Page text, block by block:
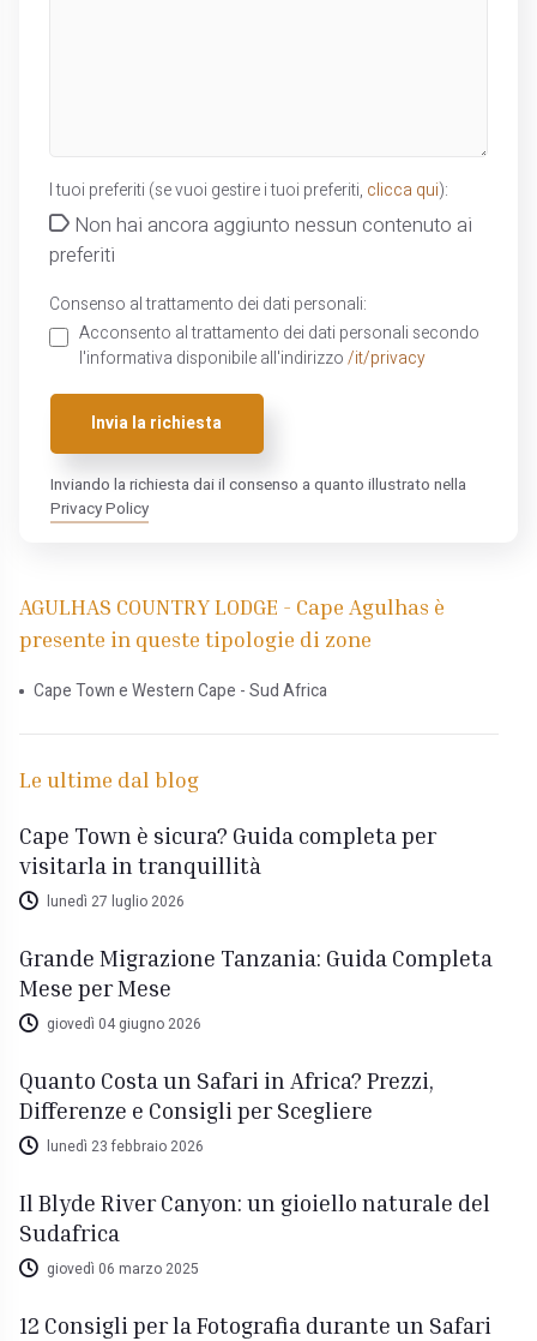
I tuoi preferiti (se vuoi gestire i tuoi preferiti, clicca qui):
Non hai ancora aggiunto nessun contenuto ai
preferiti
Consenso al trattamento dei dati personali:
Acconsento al trattamento dei dati personali secondo
l'informativa disponibile all'indirizzo /it/privacy
Invia la richiesta
Inviando la richiesta dai il consenso a quanto illustrato nella
Privacy Policy
AGULHAS COUNTRY LODGE - Cape Agulhas è
presente in queste tipologie di zone
Cape Town e Western Cape - Sud Africa
Le ultime dal blog
Cape Town è sicura? Guida completa per
visitarla in tranquillità
lunedì 27 luglio 2026
Grande Migrazione Tanzania: Guida Completa
Mese per Mese
giovedì 04 giugno 2026
Quanto Costa un Safari in Africa? Prezzi,
Differenze e Consigli per Scegliere
lunedì 23 febbraio 2026
Il Blyde River Canyon: un gioiello naturale del
Sudafrica
giovedì 06 marzo 2025
12 Consigli per la Fotografia durante un Safari